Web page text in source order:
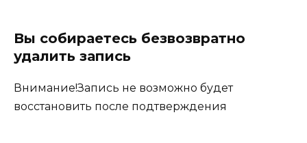
Вы собираетесь безвозвратно
удалить запись
Внимание!Запись не возможно будет
восстановить после подтверждения